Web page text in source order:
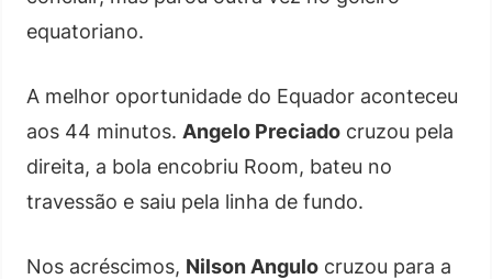
equatoriano.
A melhor oportunidade do Equador aconteceu
aos 44 minutos. Angelo Preciado cruzou pela
direita, a bola encobriu Room, bateu no
travessão e saiu pela linha de fundo.
Nos acréscimos, Nilson Angulo cruzou para a